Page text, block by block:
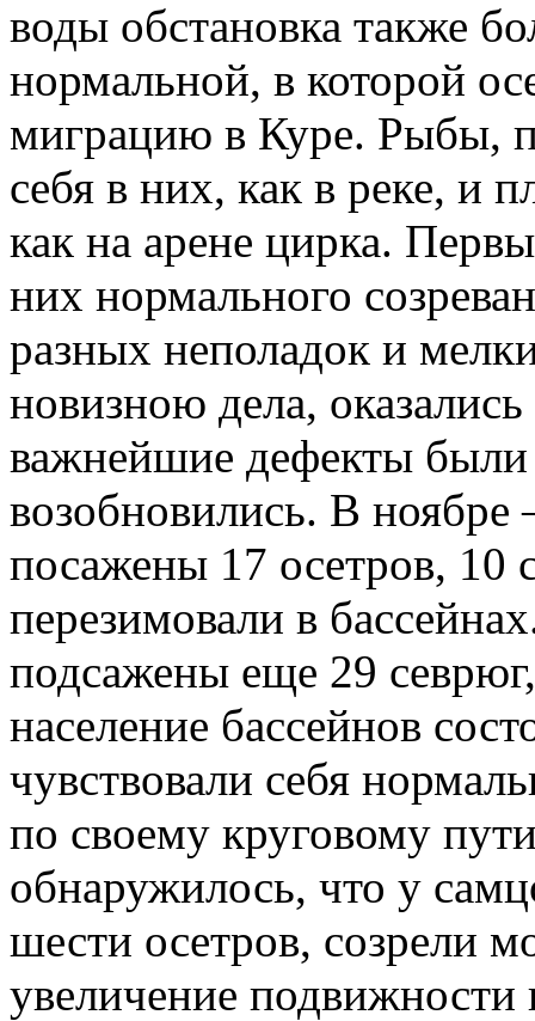
воды обстановка также
нормальной, в которой
миграцию в Куре. Рыбы,
себя в них, как в реке, и
как на арене цирка.
них нормального
разных неполадок и
новизною дела,
важнейшие дефекты
возобновились. В
посажены 17 осетров, 10
перезимовали в
подсажены еще 29
население бассейнов
чувствовали себя
по своему круговому
обнаружилось, что у
шести осетров, созрели
увеличение